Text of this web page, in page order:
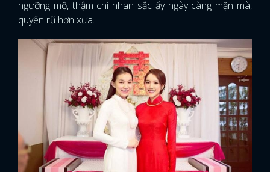
FACEBOOK
ngưỡng mộ, thậm chí nhan sắc ấy ngày càng mặn mà,
quyến rũ hơn xưa.